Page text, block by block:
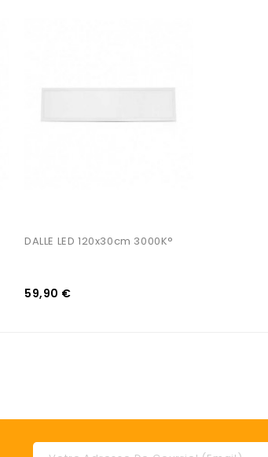
DALLE LED 120x30cm 3000K°
59,90 €